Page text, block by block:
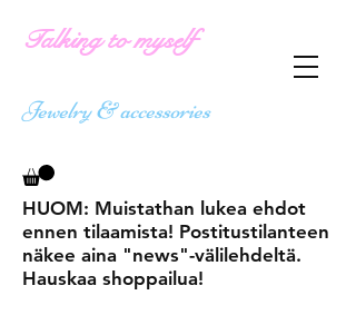
Talking to myself
Jewelry & accessories
HUOM: Muistathan lukea ehdot
ennen tilaamista! Postitustilanteen
näkee aina "news"-välilehdeltä.
Hauskaa shoppailua!